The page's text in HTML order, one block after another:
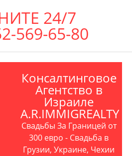
24/7
569-65-80
Консалтинговое
Агентство в
Израиле
A.R.IMMIGREALTY
Свадьбы За Границей от
300 евро - Свадьба в
Грузии, Украине, Чехии